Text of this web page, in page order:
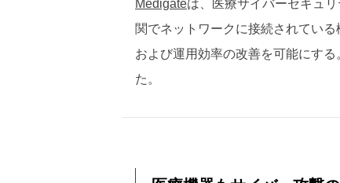
Medigateは、医療サイバーセキュ
関でネットワークに接続されてい
および運用効率の改善を可能にす
た。